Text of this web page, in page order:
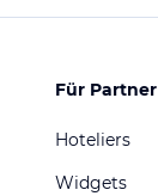
Für Partner
Hoteliers
Widgets